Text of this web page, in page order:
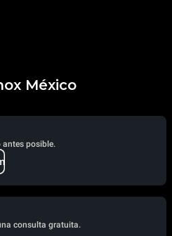
México
antes posible.
consulta gratuita.